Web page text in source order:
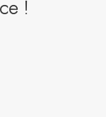
!